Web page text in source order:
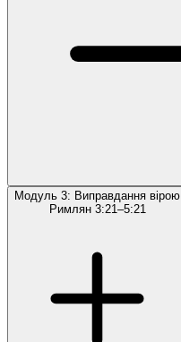
Модуль 3: Виправдання вірою
Римлян 3:21–5:21